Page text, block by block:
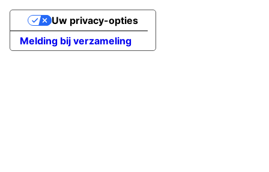
Melding bij verzameling
Uw privacy-opties